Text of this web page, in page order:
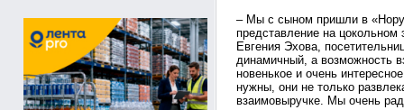
– Мы с сыном пришли в
представление на
Евгения Эхова,
динамичный, а возможность
новенькое и очень
нужны, они не только
взаимовыручке. Мы очень